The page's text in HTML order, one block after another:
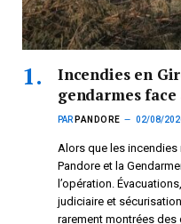
Incendies en
gendarmes
PAR PANDORE 02/08/
Alors que les incendies
Pandore et la
l’opération.
judiciaire et
rarement montrées des